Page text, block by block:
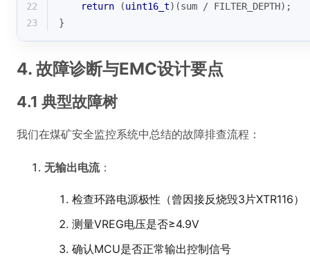
无输出电流：
检查环路电源极性（曾因接反烧毁3片XTR116）
测量VREG电压是否≥4.9V
确认MCU是否正常输出控制信号
输出卡在4mA：
检查IIN引脚电压是否<0.5V
输出波动大：